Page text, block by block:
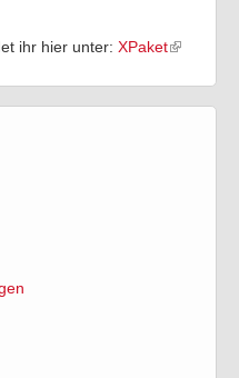
ihr hier unter: XPaket